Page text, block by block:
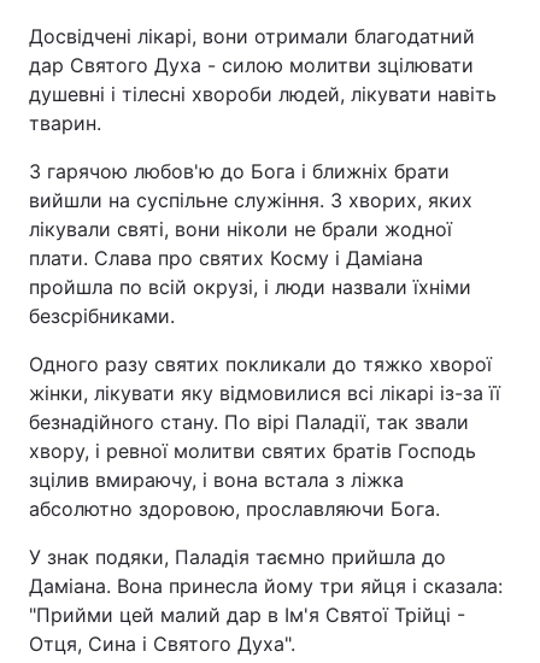
Досвідчені лікарі, вони отримали благодатний
дар Святого Духа - силою молитви зцілювати
душевні і тілесні хвороби людей, лікувати навіть
тварин.
З гарячою любов'ю до Бога і ближніх брати
вийшли на суспільне служіння. З хворих, яких
лікували святі, вони ніколи не брали жодної
плати. Слава про святих Косму і Даміана
пройшла по всій окрузі, і люди назвали їхніми
безсрібниками.
Одного разу святих покликали до тяжко хворої
жінки, лікувати яку відмовилися всі лікарі із-за її
безнадійного стану. По вірі Паладії, так звали
хвору, і ревної молитви святих братів Господь
зцілив вмираючу, і вона встала з ліжка
абсолютно здоровою, прославляючи Бога.
У знак подяки, Паладія таємно прийшла до
Даміана. Вона принесла йому три яйця і сказала:
"Прийми цей малий дар в Ім'я Святої Трійці -
Отця, Сина і Святого Духа".